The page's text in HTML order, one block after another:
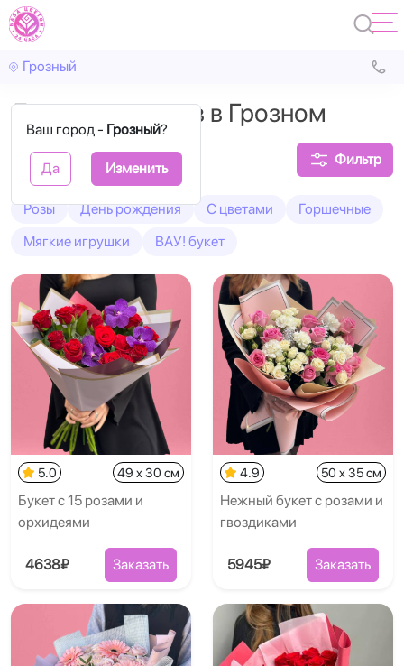
Грозный
Ваш город - Грозный?
Да Изменить
Доставка цветов в Грозном
Фильтр
Розы День рождения С цветами
Горшечные
Мягкие игрушки
ВАУ! букет
5.0 49 x 30 см
Букет с 15 розами и
орхидеями
4638₽ Заказать
4.9 50 x 35 см
Нежный букет с розами и
гвоздиками
5945₽ Заказать